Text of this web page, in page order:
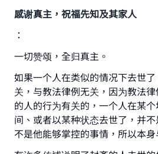
感谢真主，祝福先知及其家人
：
一切赞颂，全归真主。
如果一个人在类似的情况下去世
关，与教法律例无关，因为教法
的人的行为有关的，一个人在某
间、或者以某种状态去世了，并
不是他能够掌控的事情，所以本